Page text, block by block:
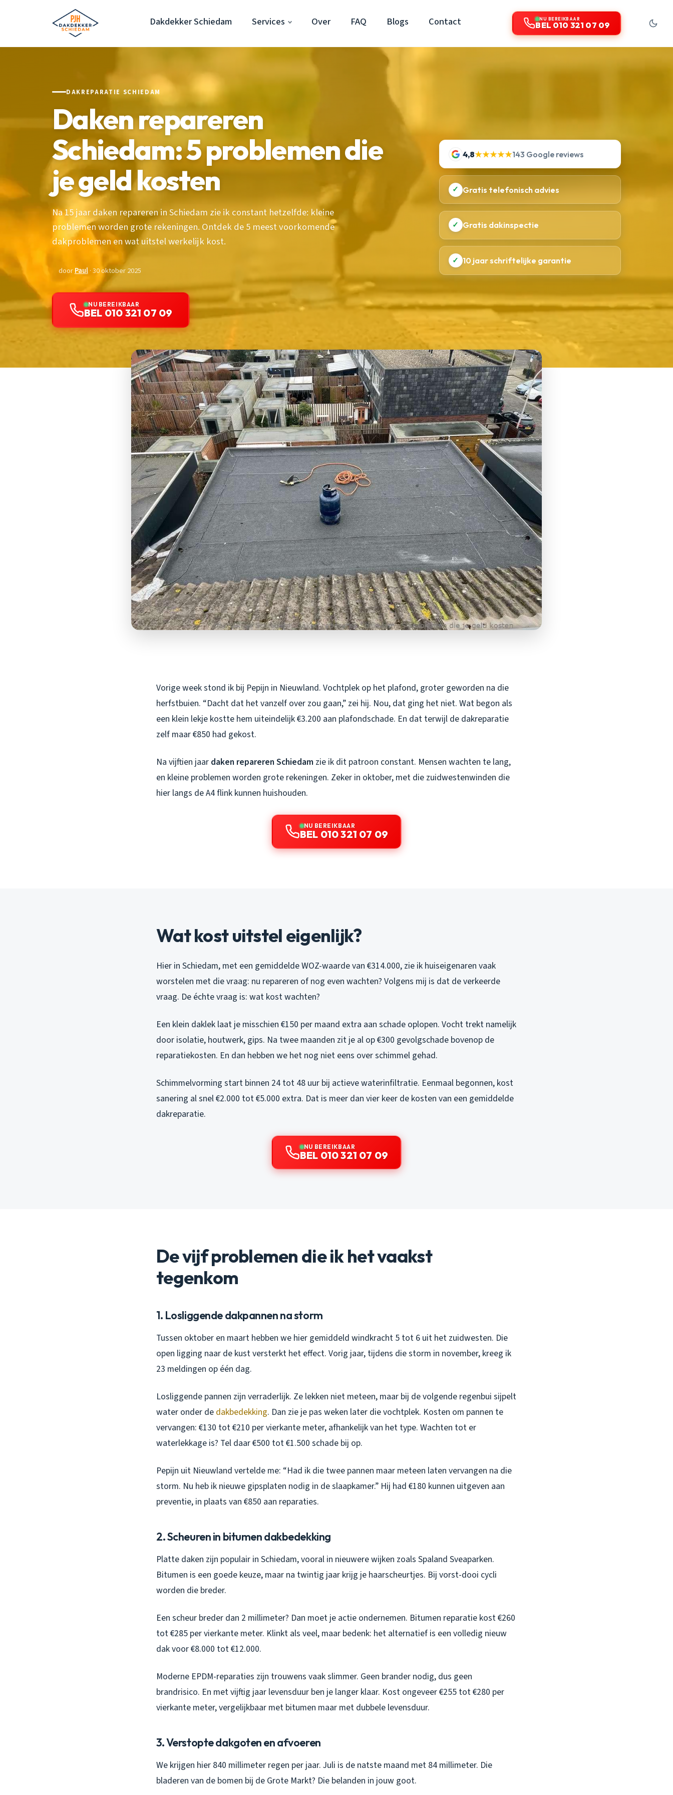
Dakdekker Schiedam Services Over FAQ Blogs Contact NU BEREIKBAAR
BEL 010 321 07 09
DAKREPARATIE SCHIEDAM
Daken repareren
Schiedam: 5 problemen die
je geld kosten
Na 15 jaar daken repareren in Schiedam zie ik constant hetzelfde: kleine
problemen worden grote rekeningen. Ontdek de 5 meest voorkomende
dakproblemen en wat uitstel werkelijk kost.
doorPaul· 30 oktober 2025
NU BEREIKBAAR
BEL 010 321 07 09
4,8★★★★★143 Google reviews
✓ Gratis telefonisch advies
✓ Gratis dakinspectie
✓ 10 jaar schriftelijke garantie
Vorige week stond ik bij Pepijn in Nieuwland. Vochtplek op het plafond, groter geworden na die
herfstbuien. “Dacht dat het vanzelf over zou gaan,” zei hij. Nou, dat ging het niet. Wat begon als
een klein lekje kostte hem uiteindelijk €3.200 aan plafondschade. En dat terwijl de dakreparatie
zelf maar €850 had gekost.
Na vijftien jaar daken repareren Schiedam zie ik dit patroon constant. Mensen wachten te lang,
en kleine problemen worden grote rekeningen. Zeker in oktober, met die zuidwestenwinden die
hier langs de A4 flink kunnen huishouden.
NU BEREIKBAAR
BEL 010 321 07 09
Wat kost uitstel eigenlijk?
Hier in Schiedam, met een gemiddelde WOZ-waarde van €314.000, zie ik huiseigenaren vaak
worstelen met die vraag: nu repareren of nog even wachten? Volgens mij is dat de verkeerde
vraag. De échte vraag is: wat kost wachten?
Een klein daklek laat je misschien €150 per maand extra aan schade oplopen. Vocht trekt namelijk
door isolatie, houtwerk, gips. Na twee maanden zit je al op €300 gevolgschade bovenop de
reparatiekosten. En dan hebben we het nog niet eens over schimmel gehad.
Schimmelvorming start binnen 24 tot 48 uur bij actieve waterinfiltratie. Eenmaal begonnen, kost
sanering al snel €2.000 tot €5.000 extra. Dat is meer dan vier keer de kosten van een gemiddelde
dakreparatie.
NU BEREIKBAAR
BEL 010 321 07 09
De vijf problemen die ik het vaakst
tegenkom
1. Losliggende dakpannen na storm
Tussen oktober en maart hebben we hier gemiddeld windkracht 5 tot 6 uit het zuidwesten. Die
open ligging naar de kust versterkt het effect. Vorig jaar, tijdens die storm in november, kreeg ik
23 meldingen op één dag.
Losliggende pannen zijn verraderlijk. Ze lekken niet meteen, maar bij de volgende regenbui sijpelt
water onder de dakbedekking. Dan zie je pas weken later die vochtplek. Kosten om pannen te
vervangen: €130 tot €210 per vierkante meter, afhankelijk van het type. Wachten tot er
waterlekkage is? Tel daar €500 tot €1.500 schade bij op.
Pepijn uit Nieuwland vertelde me: “Had ik die twee pannen maar meteen laten vervangen na die
storm. Nu heb ik nieuwe gipsplaten nodig in de slaapkamer.” Hij had €180 kunnen uitgeven aan
preventie, in plaats van €850 aan reparaties.
2. Scheuren in bitumen dakbedekking
Platte daken zijn populair in Schiedam, vooral in nieuwere wijken zoals Spaland Sveaparken.
Bitumen is een goede keuze, maar na twintig jaar krijg je haarscheurtjes. Bij vorst-dooi cycli
worden die breder.
Een scheur breder dan 2 millimeter? Dan moet je actie ondernemen. Bitumen reparatie kost €260
tot €285 per vierkante meter. Klinkt als veel, maar bedenk: het alternatief is een volledig nieuw
dak voor €8.000 tot €12.000.
Moderne EPDM-reparaties zijn trouwens vaak slimmer. Geen brander nodig, dus geen
brandrisico. En met vijftig jaar levensduur ben je langer klaar. Kost ongeveer €255 tot €280 per
vierkante meter, vergelijkbaar met bitumen maar met dubbele levensduur.
3. Verstopte dakgoten en afvoeren
We krijgen hier 840 millimeter regen per jaar. Juli is de natste maand met 84 millimeter. Die
bladeren van de bomen bij de Grote Markt? Die belanden in jouw goot.